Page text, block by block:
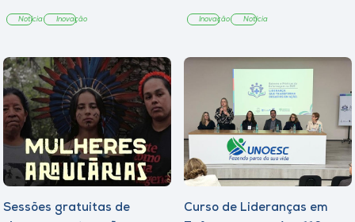
Notícia Inovação Inovação Notícia
Sessões gratuitas de
Curso de Lideranças em